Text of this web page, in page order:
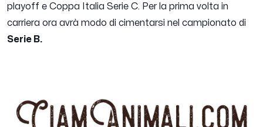
playoff e Coppa Italia Serie C. Per la prima volta in
carriera ora avrà modo di cimentarsi nel campionato di
Serie B.